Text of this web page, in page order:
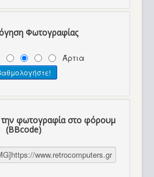
Φωτογραφίας
Άρτια
την φωτογραφία στο φόρουμ
(BBcode)